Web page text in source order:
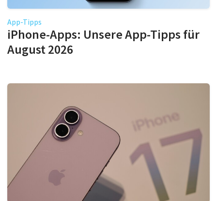
App-Tipps
iPhone-Apps: Unsere App-Tipps für
August 2026